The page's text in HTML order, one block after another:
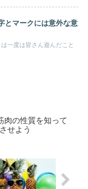
とマークには意外な意
一度は皆さん遊んだこと
肉の性質を知って
せよう